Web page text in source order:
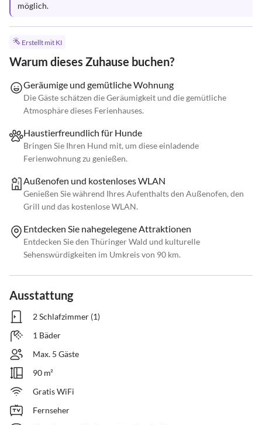
möglich.
Erstellt mit KI
Warum dieses Zuhause buchen?
Geräumige und gemütliche Wohnung
Die Gäste schätzen die Geräumigkeit und die gemütliche
Atmosphäre dieses Ferienhauses.
Haustierfreundlich für Hunde
Bringen Sie Ihren Hund mit, um diese einladende
Ferienwohnung zu genießen.
Außenofen und kostenloses WLAN
Genießen Sie während Ihres Aufenthalts den Außenofen, den
Grill und das kostenlose WLAN.
Entdecken Sie nahegelegene Attraktionen
Entdecken Sie den Thüringer Wald und kulturelle
Sehenswürdigkeiten im Umkreis von 90 km.
Ausstattung
2 Schlafzimmer (1)
1 Bäder
Max. 5 Gäste
90 m²
Gratis WiFi
Fernseher